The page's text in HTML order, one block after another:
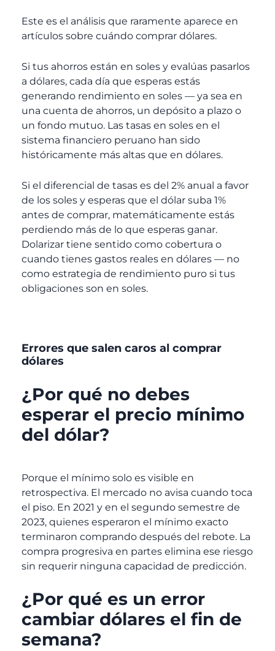
Este es el análisis que raramente aparece en
artículos sobre cuándo comprar dólares.
Si tus ahorros están en soles y evalúas pasarlos
a dólares, cada día que esperas estás
generando rendimiento en soles — ya sea en
una cuenta de ahorros, un depósito a plazo o
un fondo mutuo. Las tasas en soles en el
sistema financiero peruano han sido
históricamente más altas que en dólares.
Si el diferencial de tasas es del 2% anual a favor
de los soles y esperas que el dólar suba 1%
antes de comprar, matemáticamente estás
perdiendo más de lo que esperas ganar.
Dolarizar tiene sentido como cobertura o
cuando tienes gastos reales en dólares — no
como estrategia de rendimiento puro si tus
obligaciones son en soles.
Errores que salen caros al comprar
dólares
¿Por qué no debes
esperar el precio mínimo
del dólar?
Porque el mínimo solo es visible en
retrospectiva. El mercado no avisa cuando toca
el piso. En 2021 y en el segundo semestre de
2023, quienes esperaron el mínimo exacto
terminaron comprando después del rebote. La
compra progresiva en partes elimina ese riesgo
sin requerir ninguna capacidad de predicción.
¿Por qué es un error
cambiar dólares el fin de
semana?